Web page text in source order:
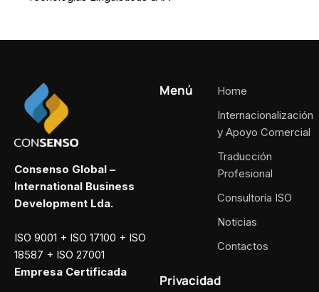
Consenso Global –
International Business
Development Lda.
ISO 9001 + ISO 17100 + ISO
18587 + ISO 27001
Empresa Certificada
Menú
Home
Internacionalización
y Apoyo Comercial
Traducción
Profesional
Consultoría ISO
Noticias
Contactos
Privacidad